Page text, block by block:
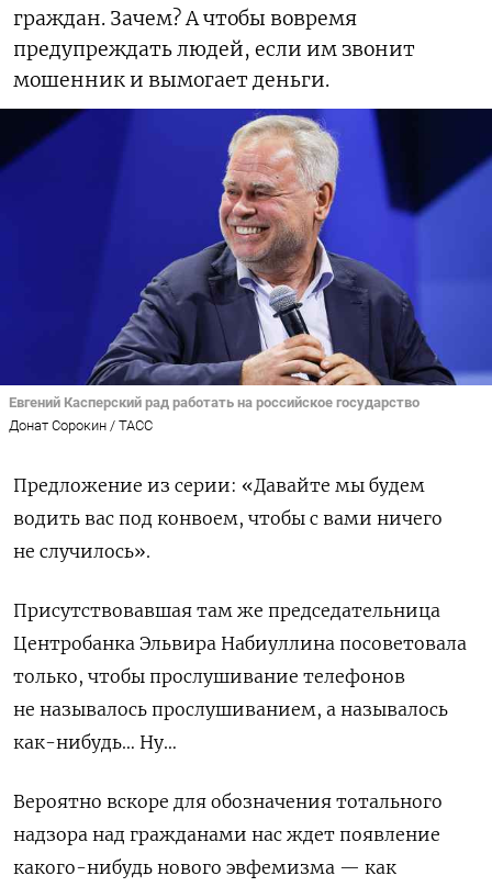
граждан. Зачем? А чтобы вовремя
предупреждать людей, если им звонит
мошенник и вымогает деньги.
Евгений Касперский рад работать на российское государство
Донат Сорокин / ТАСС
Предложение из серии: «Давайте мы будем
водить вас под конвоем, чтобы с вами ничего
не случилось».
Присутствовавшая там же председательница
Центробанка Эльвира Набиуллина посоветовала
только, чтобы прослушивание телефонов
не называлось прослушиванием, а называлось
как-нибудь… Ну…
Вероятно вскоре для обозначения тотального
надзора над гражданами нас ждет появление
какого-нибудь нового эвфемизма — как